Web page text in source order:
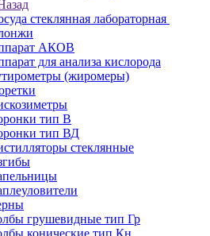
стеклянная лабораторная
АКОВ
для анализа кислорода
(жиромеры)
тип В
тип ВД
стеклянные
грушевидные тип Гр
конические тип Кн